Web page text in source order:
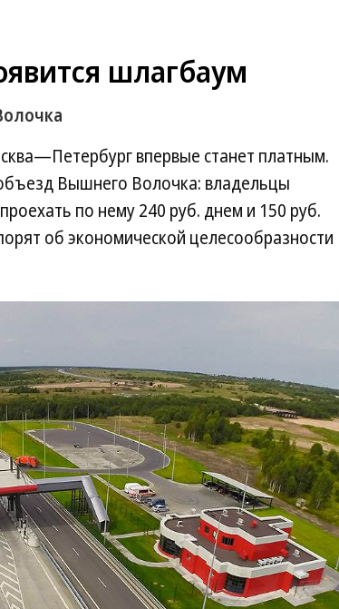
шлагбаум
впервые станет платным.
Вышнего Волочка: владельцы
по нему 240 руб. днем и 150 руб.
об экономической целесообразности